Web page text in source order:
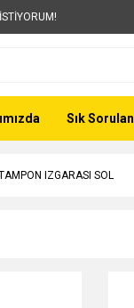
Sık
IZGARASI SOL